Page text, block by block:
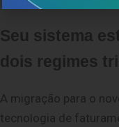
Seu sistema
dois regimes
A migração para o
tecnologia de